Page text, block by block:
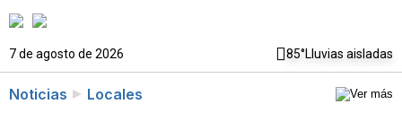
7 de agosto de 2026 85°Lluvias aisladas
Noticias Locales